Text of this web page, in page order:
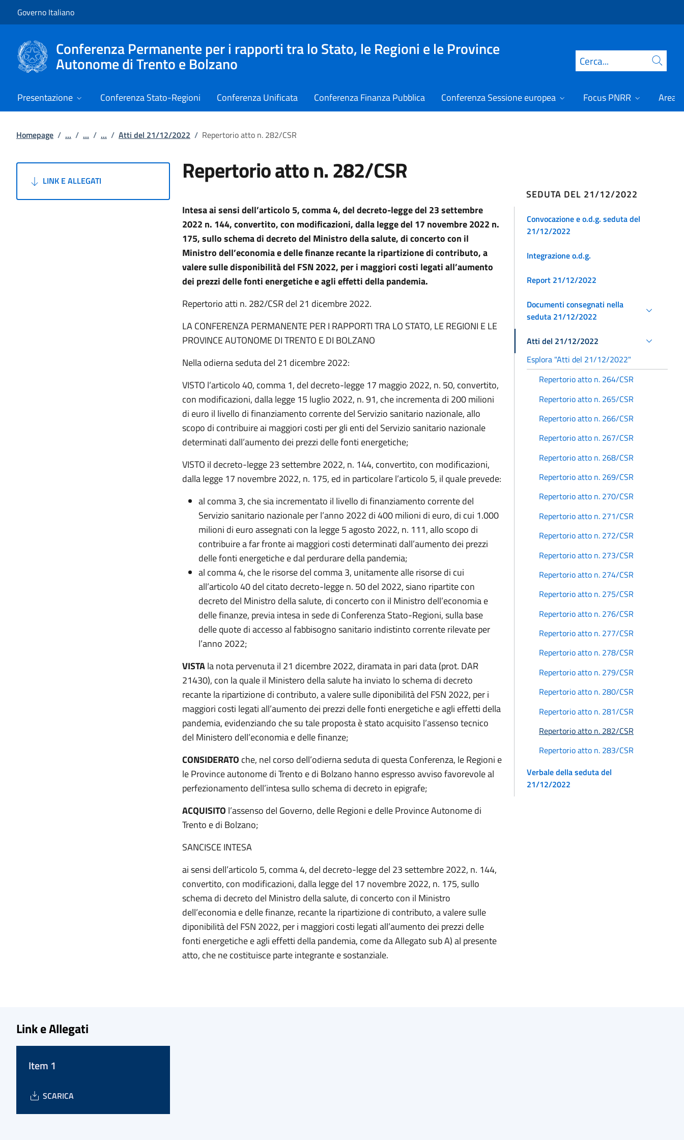
Governo Italiano
Conferenza Permanente per i rapporti tra lo Stato, le Regioni e le Province
Autonome di Trento e Bolzano Cerca
Presentazione Conferenza Stato-Regioni Conferenza Unificata Conferenza Finanza Pubblica Conferenza Sessione europea Focus PNRR Area
Homepage / ... / ... / ... / Atti del 21/12/2022 / Repertorio atto n. 282/CSR
LINK E ALLEGATI Repertorio atto n. 282/CSR
Intesa ai sensi dell’articolo 5, comma 4, del decreto-legge del 23 settembre
2022 n. 144, convertito, con modificazioni, dalla legge del 17 novembre 2022 n.
175, sullo schema di decretodel Ministro della salute, di concerto con il
Ministro dell’economia e delle finanze recante la ripartizione di contributo, a
valere sulle disponibilità del FSN 2022, per i maggiori costi legati all’aumento
dei prezzi delle fonti energetiche e agli effetti della pandemia.
Repertorio atti n. 282/CSR del 21 dicembre 2022.
LA CONFERENZA PERMANENTE PER I RAPPORTI TRA LO STATO, LE REGIONI E LE
PROVINCE AUTONOME DI TRENTO EDI BOLZANO
Nella odierna seduta del 21 dicembre 2022:
VISTO l’articolo 40, comma 1, del decreto-legge 17 maggio 2022, n. 50, convertito,
con modificazioni, dalla legge 15 luglio 2022, n. 91, che incrementa di 200 milioni
di euro il livello di finanziamento corrente del Servizio sanitario nazionale, allo
scopo di contribuire ai maggiori costi per gli enti del Servizio sanitario nazionale
determinati dall’aumento dei prezzi delle fonti energetiche;
VISTO il decreto-legge 23 settembre 2022, n. 144, convertito, con modificazioni,
dalla legge 17 novembre 2022, n. 175, ed in particolare l’articolo 5, il quale prevede:
al comma 3, che sia incrementato il livello di finanziamento corrente del
Servizio sanitario nazionale per l’anno 2022 di 400 milioni di euro, di cui 1.000
milioni di euro assegnati con la legge 5 agosto 2022, n. 111, allo scopo di
contribuire a far fronte ai maggiori costi determinati dall’aumento dei prezzi
delle fonti energetiche e dal perdurare della pandemia;
al comma 4, che le risorse del comma 3, unitamente alle risorse di cui
all’articolo 40 del citato decreto-legge n. 50 del 2022, siano ripartite con
decreto del Ministro della salute, di concerto con il Ministro dell’economia e
delle finanze, previa intesa in sede di Conferenza Stato-Regioni, sulla base
delle quote di accesso al fabbisogno sanitario indistinto corrente rilevate per
l’anno 2022;
VISTAla nota pervenuta il 21 dicembre 2022, diramata in pari data (prot. DAR
21430), con la quale il Ministero della salute ha inviato lo schema di decreto
recante la ripartizione di contributo, a valere sulle diponibilità del FSN 2022, per i
maggiori costi legati all’aumento dei prezzi delle fonti energetiche e agli effetti della
pandemia, evidenziando che su tale proposta è stato acquisito l’assenso tecnico
del Ministero dell’economia e delle finanze;
CONSIDERATO che, nel corso dell’odierna seduta di questa Conferenza, le Regioni e
le Province autonome di Trento e di Bolzano hanno espresso avviso favorevole al
perfezionamento dell’intesa sullo schema di decreto in epigrafe;
ACQUISITO l’assenso del Governo, delle Regioni e delle Province Autonome di
Trento e di Bolzano;
SANCISCE INTESA
ai sensi dell’articolo 5, comma 4, del decreto-legge del 23 settembre 2022, n. 144,
convertito, con modificazioni, dalla legge del 17 novembre 2022, n. 175, sullo
schema di decreto del Ministro della salute, di concerto con il Ministro
dell’economia e delle finanze, recante la ripartizione di contributo, a valere sulle
diponibilità del FSN 2022, per i maggiori costi legati all’aumento dei prezzi delle
fonti energetiche e agli effetti della pandemia, come da Allegato sub A) al presente
atto, che ne costituisce parte integrante e sostanziale.
SEDUTA DEL 21/12/2022
Convocazione e o.d.g. seduta del
21/12/2022
Integrazione o.d.g.
Report 21/12/2022
Documenti consegnati nella
seduta 21/12/2022
Atti del 21/12/2022
Esplora "Atti del 21/12/2022"
Repertorio atto n. 264/CSR
Repertorio atto n. 265/CSR
Repertorio atto n. 266/CSR
Repertorio atto n. 267/CSR
Repertorio atto n. 268/CSR
Repertorio atto n. 269/CSR
Repertorio atto n. 270/CSR
Repertorio atto n. 271/CSR
Repertorio atto n. 272/CSR
Repertorio atto n. 273/CSR
Repertorio atto n. 274/CSR
Repertorio atto n. 275/CSR
Repertorio atto n. 276/CSR
Repertorio atto n. 277/CSR
Repertorio atto n. 278/CSR
Repertorio atto n. 279/CSR
Repertorio atto n. 280/CSR
Repertorio atto n. 281/CSR
Repertorio atto n. 282/CSR
Repertorio atto n. 283/CSR
Verbale della seduta del
21/12/2022
Link e Allegati
Item 1
SCARICA